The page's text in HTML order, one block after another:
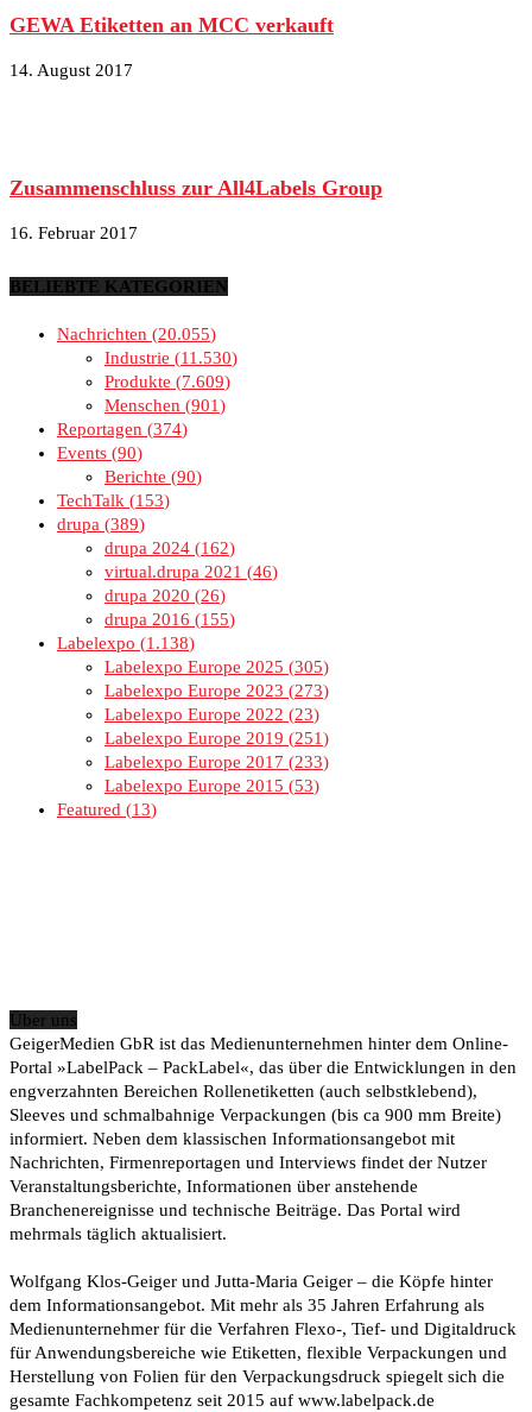
GEWA Etiketten an MCC verkauft
14. August 2017
Zusammenschluss zur All4Labels Group
16. Februar 2017
BELIEBTE KATEGORIEN
Nachrichten
20.055
Industrie
11.530
Produkte
7.609
Menschen
901
Reportagen
374
Events 90
Berichte
90
TechTalk
153
drupa
389
drupa 2024
162
virtual.drupa 2021
46
drupa 2020
26
drupa 2016
155
Labelexpo
1.138
Labelexpo Europe 2025
305
Labelexpo Europe 2023
273
Labelexpo Europe 2022
23
Labelexpo Europe 2019
251
Labelexpo Europe 2017
233
Labelexpo Europe 2015
53
Featured
13
Über uns
GeigerMedien GbR ist das Medienunternehmen hinter dem Online-
Portal »LabelPack – PackLabel«, das über die Entwicklungen in den
engverzahnten Bereichen Rollenetiketten (auch selbstklebend),
Sleeves und schmalbahnige Verpackungen (bis ca 900 mm Breite)
informiert. Neben dem klassischen Informationsangebot mit
Nachrichten, Firmenreportagen und Interviews findet der Nutzer
Veranstaltungsberichte, Informationen über anstehende
Branchenereignisse und technische Beiträge. Das Portal wird
mehrmals täglich aktualisiert.
Wolfgang Klos-Geiger und Jutta-Maria Geiger – die Köpfe hinter
dem Informationsangebot. Mit mehr als 35 Jahren Erfahrung als
Medienunternehmer für die Verfahren Flexo-, Tief- und Digitaldruck
für Anwendungsbereiche wie Etiketten, flexible Verpackungen und
Herstellung von Folien für den Verpackungsdruck spiegelt sich die
gesamte Fachkompetenz seit 2015 auf www.labelpack.de